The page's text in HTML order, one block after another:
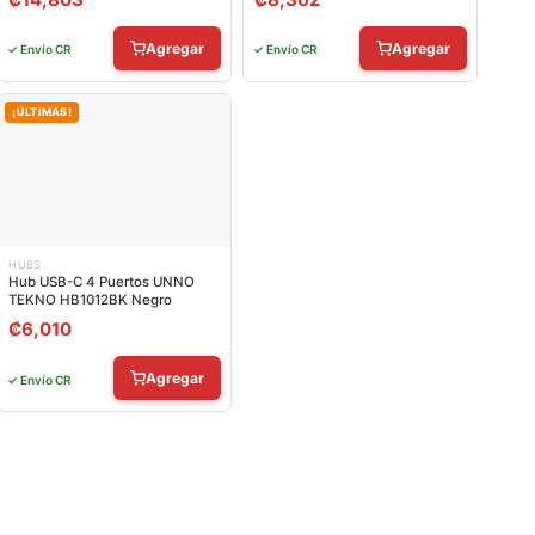
✓ Envío CR Agregar ✓ Envío CR Agregar
¡ÚLTIMAS!
HUBS
Hub USB-C 4 Puertos UNNO
TEKNO HB1012BK Negro
₡6,010
✓ Envío CR Agregar